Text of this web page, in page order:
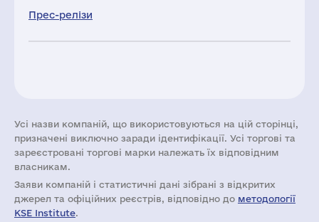
Прес-релізи
Усі назви компаній, що використовуються на цій сторінці,
призначені виключно заради ідентифікації. Усі торгові та
зареєстровані торгові марки належать їх відповідним
власникам.
Заяви компаній i статистичні дані зібрані з відкритих
джерел та офіційних реєстрів, відповідно до методології
KSE Institute.